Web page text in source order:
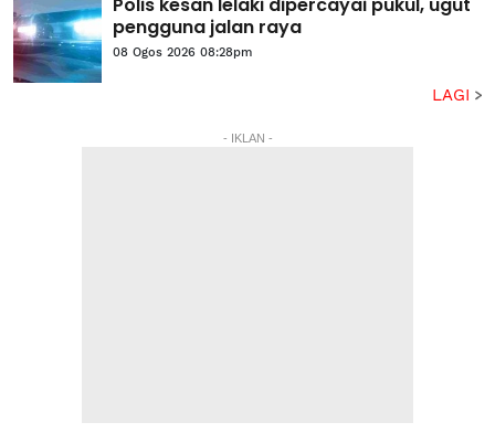
pengguna jalan raya
08 Ogos 2026 08:28pm
LAGI
- IKLAN -